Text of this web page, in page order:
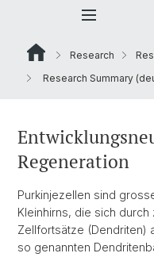
Research
Research Summary
Regeneration
Purkinjezellen sind
Kleinhirns, die sich
Zellfortsätze (Dendriten)
so genannten